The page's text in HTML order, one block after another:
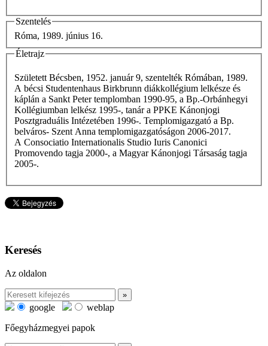
Szentelés
Róma, 1989. június 16.
Életrajz
Született Bécsben, 1952. január 9, szentelték Rómában, 1989.
A bécsi Studentenhaus Birkbrunn diákkollégium lelkésze és
káplán a Sankt Peter templomban 1990-95, a Bp.-Orbánhegyi
Kollégiumban lelkész 1995-, tanár a PPKE Kánonjogi
Posztgraduális Intézetében 1996-. Templomigazgató a Bp.
belváros- Szent Anna templomigazgatóságon 2006-2017.
A Consociatio Internationalis Studio Iuris Canonici
Promovendo tagja 2000-, a Magyar Kánonjogi Társaság tagja
2005-.
Keresés
Az oldalon
google
weblap
Főegyházmegyei papok